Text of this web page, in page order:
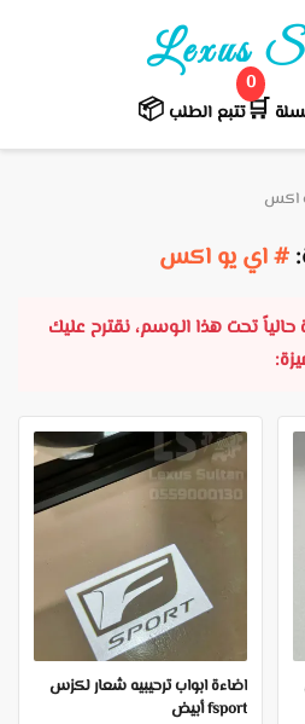
Lexus
🛒️
0
تتبع الطلب📦
اكس
# اي يو اكس
حالياً تحت هذا الـوسم، نقترح عليك
اضاءة ابواب ترحيبيه شعار لكزس
fsport أبيض